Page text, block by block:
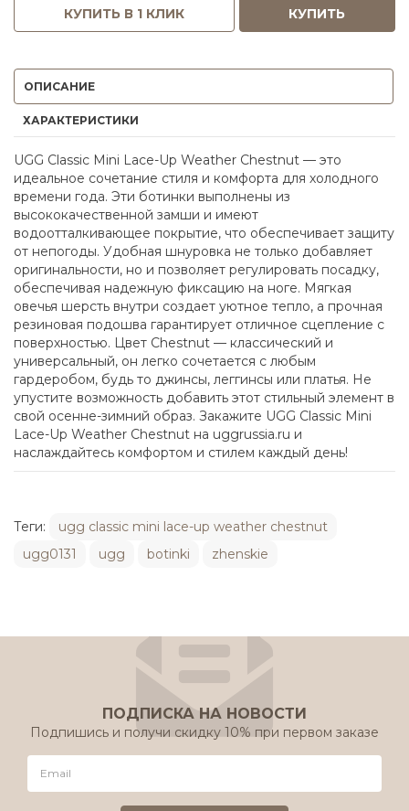
КУПИТЬ В 1 КЛИК КУПИТЬ
ОПИСАНИЕ
ХАРАКТЕРИСТИКИ
UGG Classic Mini Lace-Up Weather Chestnut — это
идеальное сочетание стиля и комфорта для холодного
времени года. Эти ботинки выполнены из
высококачественной замши и имеют
водоотталкивающее покрытие, что обеспечивает защиту
от непогоды. Удобная шнуровка не только добавляет
оригинальности, но и позволяет регулировать посадку,
обеспечивая надежную фиксацию на ноге. Мягкая
овечья шерсть внутри создает уютное тепло, а прочная
резиновая подошва гарантирует отличное сцепление с
поверхностью. Цвет Chestnut — классический и
универсальный, он легко сочетается с любым
гардеробом, будь то джинсы, леггинсы или платья. Не
упустите возможность добавить этот стильный элемент в
свой осенне-зимний образ. Закажите UGG Classic Mini
Lace-Up Weather Chestnut на uggrussia.ru и
наслаждайтесь комфортом и стилем каждый день!
Теги:
ugg classic mini lace-up weather chestnut
ugg0131
ugg botinki zhenskie
ПОДПИСКА НА НОВОСТИ
Подпишись и получи скидку 10% при первом заказе